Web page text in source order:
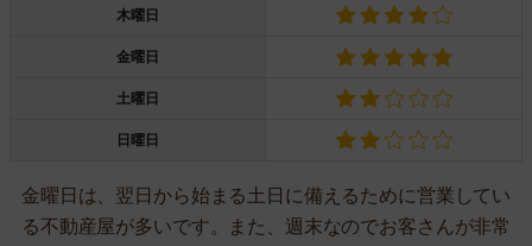
木曜日
金曜日
土曜日
日曜日
金曜日は、翌日から始まる土日に備えるために営業してい
る不動産屋が多いです。また、週末なのでお客さんが非常